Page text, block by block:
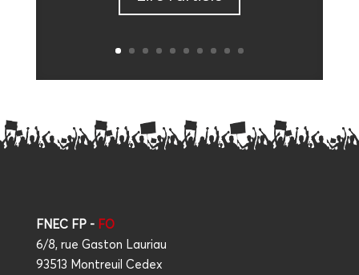
FNEC FP -FO
6/8, rue Gaston Lauriau
93513 Montreuil Cedex